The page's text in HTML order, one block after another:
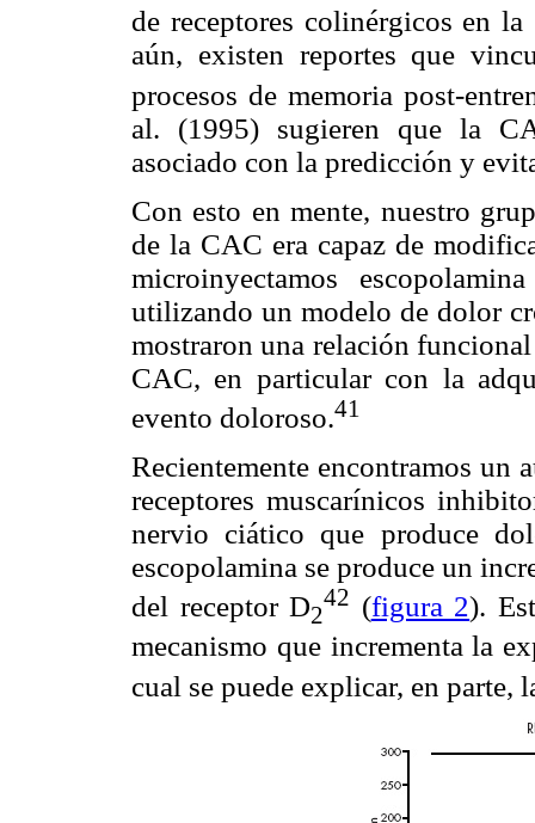
de receptores colinérgicos en
aún, existen reportes que
procesos de memoria post-
al. (1995) sugieren que la
asociado con la predicción y
Con esto en mente, nuestro
de la CAC era capaz de
microinyectamos
utilizando un modelo de dolor
mostraron una relación
CAC, en particular con la
evento doloroso.41
Recientemente encontramos un
receptores muscarínicos
nervio ciático que produce
escopolamina se produce un
del receptor D2
42 (figura 2).
mecanismo que incrementa la
cual se puede explicar, en